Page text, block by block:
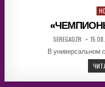
in
AUTHOR:
SEREGADZR
DATE:
В универсальном